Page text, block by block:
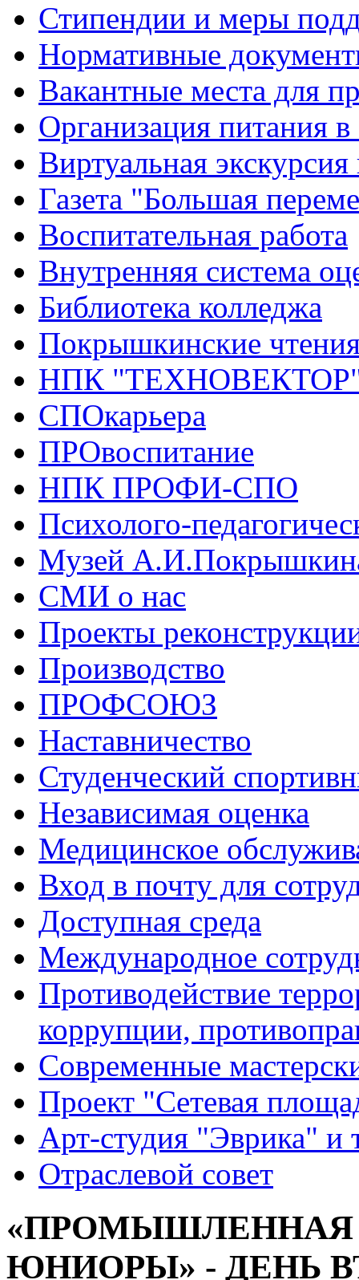
Стипендии и меры
Нормативные
Вакантные места для
Организация питания в
Виртуальная
Газета "Большая
Воспитательная работа
Внутренняя система
Библиотека колледжа
Покрышкинские
НПК
СПОкарьера
ПРОвоспитание
НПК ПРОФИ-СПО
Психолого-
Музей
СМИ о нас
Проекты
Производство
ПРОФСОЮЗ
Наставничество
Студенческий
Независимая оценка
Медицинское
Вход в почту для
Доступная среда
Международное
Противодействие
коррупции,
Современные
Проект "Сетевая
Арт-студия "Эврика" и
Отраслевой совет
«ПРОМЫШЛЕННАЯ
ЮНИОРЫ» - ДЕНЬ